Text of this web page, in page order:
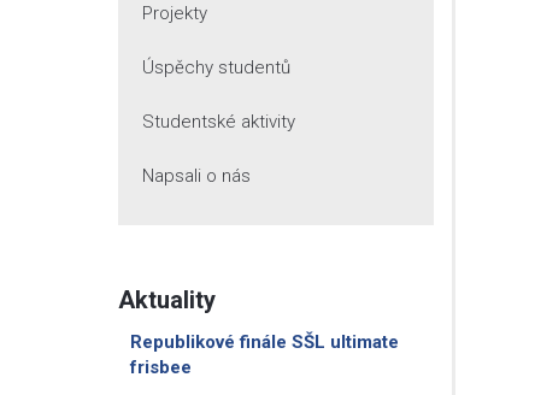
Projekty
Úspěchy studentů
Studentské aktivity
Napsali o nás
Aktuality
Republikové finále SŠL ultimate
frisbee